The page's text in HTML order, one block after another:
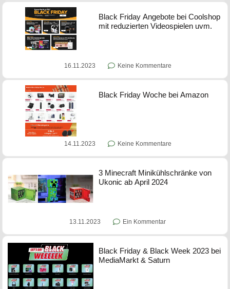
Black Friday Angebote bei Coolshop
mit reduzierten Videospielen uvm.
16.11.2023 Keine Kommentare
Black Friday Woche bei Amazon
14.11.2023 Keine Kommentare
3 Minecraft Minikühlschränke von
Ukonic ab April 2024
13.11.2023 Ein Kommentar
Black Friday & Black Week 2023 bei
MediaMarkt & Saturn